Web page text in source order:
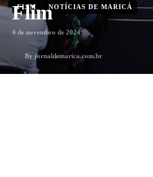
Flim
FLIM NOTÍCIAS DE MARICÁ
4 de novembro de 2024
By jornaldemarica.com.br